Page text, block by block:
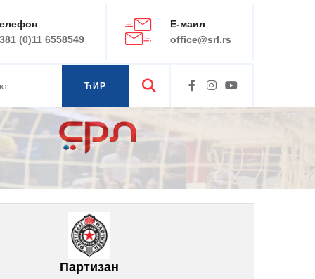
(0)11 6558549
Е-маил
office@srl.rs
ЋИР
Партизан